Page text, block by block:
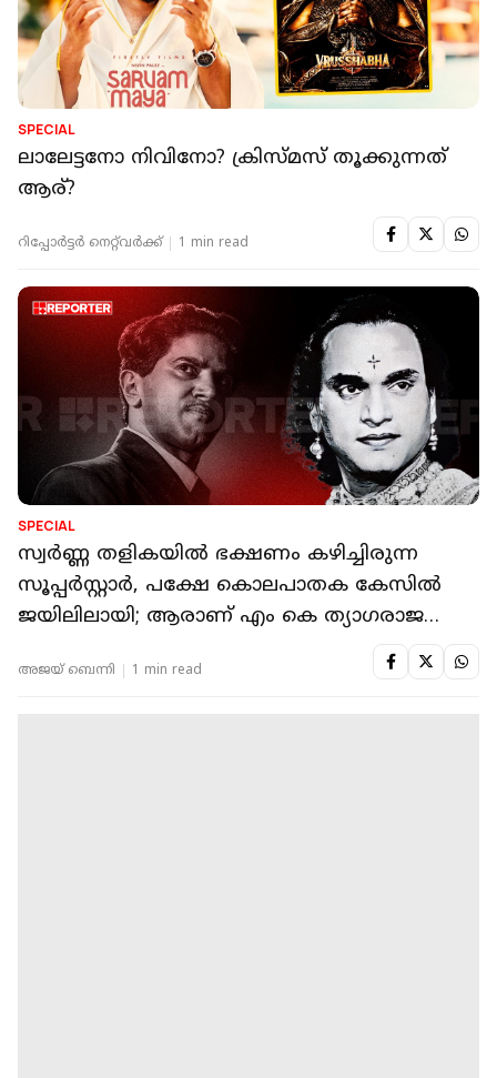
SPECIAL
ലാലേട്ടനോ നിവിനോ? ക്രിസ്മസ് തൂക്കുന്നത്
ആര്?
റിപ്പോർട്ടർ നെറ്റ്‌വര്‍ക്ക്‌ 1 min read
SPECIAL
സ്വർണ്ണ തളികയിൽ ഭക്ഷണം കഴിച്ചിരുന്ന
സൂപ്പർസ്റ്റാർ, പക്ഷേ കൊലപാതക കേസിൽ
ജയിലിലായി; ആരാണ് എം കെ ത്യാഗരാജ
അജയ് ബെന്നി 1 min read